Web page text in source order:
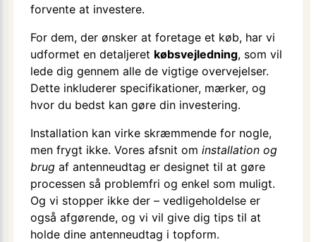
forvente at investere.
For dem, der ønsker at foretage et køb, har vi
udformet en detaljeret købsvejledning, som vil
lede dig gennem alle de vigtige overvejelser.
Dette inkluderer specifikationer, mærker, og
hvor du bedst kan gøre din investering.
Installation kan virke skræmmende for nogle,
men frygt ikke. Vores afsnit om installation og
brugaf antenneudtag er designet til at gøre
processen så problemfri og enkel som muligt.
Og vi stopper ikke der – vedligeholdelse er
også afgørende, og vi vil give dig tips til at
holde dine antenneudtag i topform.